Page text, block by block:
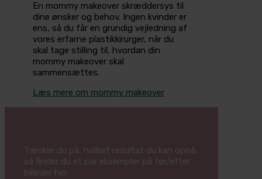
En mommy makeover skræddersys til
dine ønsker og behov. Ingen kvinder er
ens, så du får en grundig vejledning af
vores erfarne plastikkirurger, når du
skal tage stilling til, hvordan din
mommy makeover skal
sammensættes.
Læs mere om mommy makeover
Tænker du på, hvilket resultat du kan opnå,
så finder du et par eksempler på før/efter
billeder her.